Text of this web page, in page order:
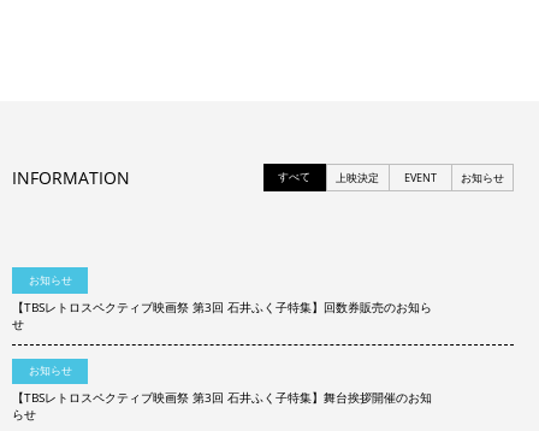
INFORMATION すべて 上映決定 EVENT お知らせ
お知らせ
【TBSレトロスペクティブ映画祭 第3回 石井ふく子特集】回数券販売のお知ら
せ
お知らせ
【TBSレトロスペクティブ映画祭 第3回 石井ふく子特集】舞台挨拶開催のお知
らせ